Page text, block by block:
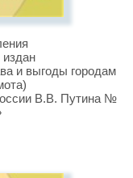
издан
и выгоды городам
В.В. Путина №